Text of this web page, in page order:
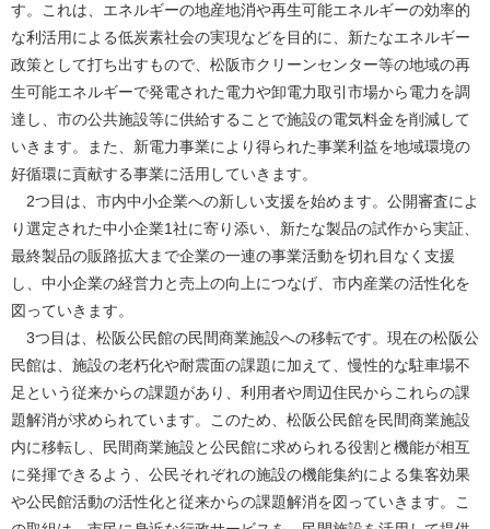
す。これは、エネルギーの地産地消や再生可能エネルギーの効率的
な利活用による低炭素社会の実現などを目的に、新たなエネルギー
政策として打ち出すもので、松阪市クリーンセンター等の地域の再
生可能エネルギーで発電された電力や卸電力取引市場から電力を調
達し、市の公共施設等に供給することで施設の電気料金を削減して
いきます。また、新電力事業により得られた事業利益を地域環境の
好循環に貢献する事業に活用していきます。
2つ目は、市内中小企業への新しい支援を始めます。公開審査によ
り選定された中小企業1社に寄り添い、新たな製品の試作から実証、
最終製品の販路拡大まで企業の一連の事業活動を切れ目なく支援
し、中小企業の経営力と売上の向上につなげ、市内産業の活性化を
図っていきます。
3つ目は、松阪公民館の民間商業施設への移転です。現在の松阪公
民館は、施設の老朽化や耐震面の課題に加えて、慢性的な駐車場不
足という従来からの課題があり、利用者や周辺住民からこれらの課
題解消が求められています。このため、松阪公民館を民間商業施設
内に移転し、民間商業施設と公民館に求められる役割と機能が相互
に発揮できるよう、公民それぞれの施設の機能集約による集客効果
や公民館活動の活性化と従来からの課題解消を図っていきます。こ